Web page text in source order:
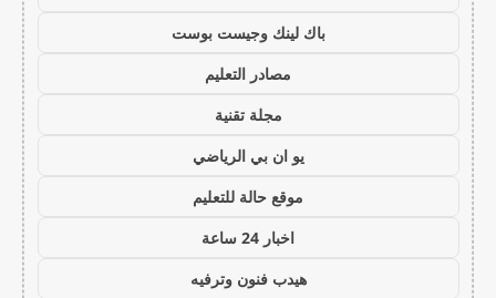
باك لينك وجيست بوست
مصادر التعليم
مجلة تقنية
يو ان بي الرياضي
موقع حالة للتعليم
اخبار 24 ساعة
هيدب فنون وترفيه